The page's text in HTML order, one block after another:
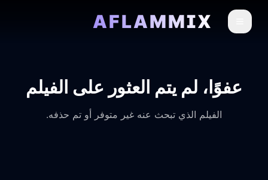
AFLAMMIX
عفوًا، لم يتم العثور على الفيلم
الفيلم الذي تبحث عنه غير متوفر أو تم حذفه.